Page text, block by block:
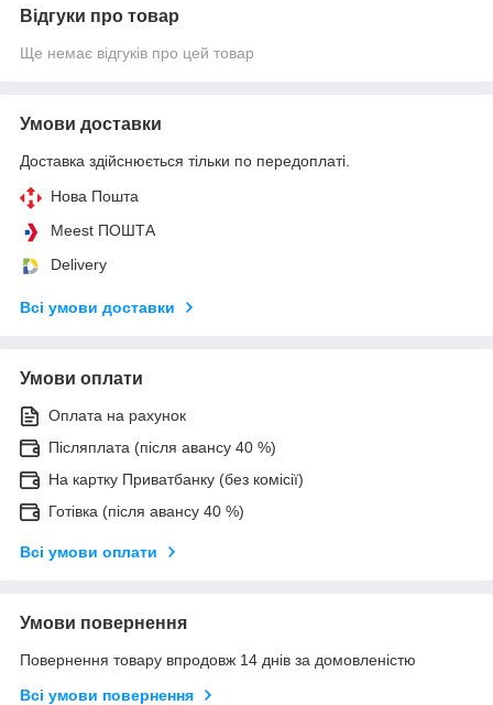
Відгуки про товар
Ще немає відгуків про цей товар
Умови доставки
Доставка здійснюється тільки по передоплаті.
Нова Пошта
Meest ПОШТА
Delivery
Всі умови доставки
Умови оплати
Оплата на рахунок
Післяплата (після авансу 40 %)
На картку Приватбанку (без комісії)
Готівка (після авансу 40 %)
Всі умови оплати
Умови повернення
Повернення товару впродовж 14 днів за домовленістю
Всі умови повернення